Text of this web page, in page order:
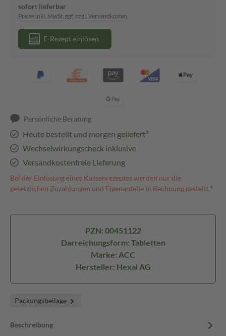
sofort lieferbar
Preise inkl. MwSt. ggf. zzgl. Versandkosten
E-Rezept einlösen
Persönliche Beratung
Heute bestellt und morgen geliefert³
Wechselwirkungscheck inklusive
Versandkostenfreie Lieferung
Bei der Einlösung eines Kassenrezeptes werden nur die
gesetzlichen Zuzahlungen und Eigenanteile in Rechnung gestellt.⁴
PZN: 00451122
Darreichungsform: Tabletten
Marke: ACC
Hersteller: Hexal AG
Packungsbeilage
Beschreibung